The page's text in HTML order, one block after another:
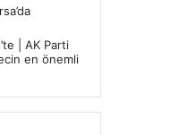
| AK Parti
en önemli